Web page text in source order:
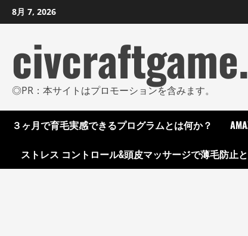
ン
し
8月 7, 2026
◎PR：本サイトはプロモーションを含みます。
３ヶ月で育毛実感できるプログラムとは何か？
ストレス コントロール&頭皮マッサージで薄毛防止